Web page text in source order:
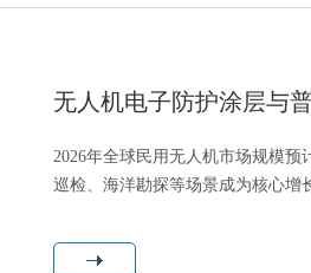
无人机电子防护涂层与
2026年全球民用无人机市场规模预
巡检、海洋勘探等场景成为核心增